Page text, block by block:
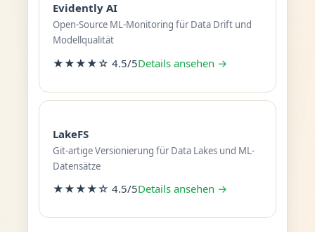
Evidently AI
Open-Source ML-Monitoring für Data Drift und
Modellqualität
★★★★☆ 4.5/5Details ansehen →
LakeFS
Git-artige Versionierung für Data Lakes und ML-
Datensätze
★★★★☆ 4.5/5Details ansehen →